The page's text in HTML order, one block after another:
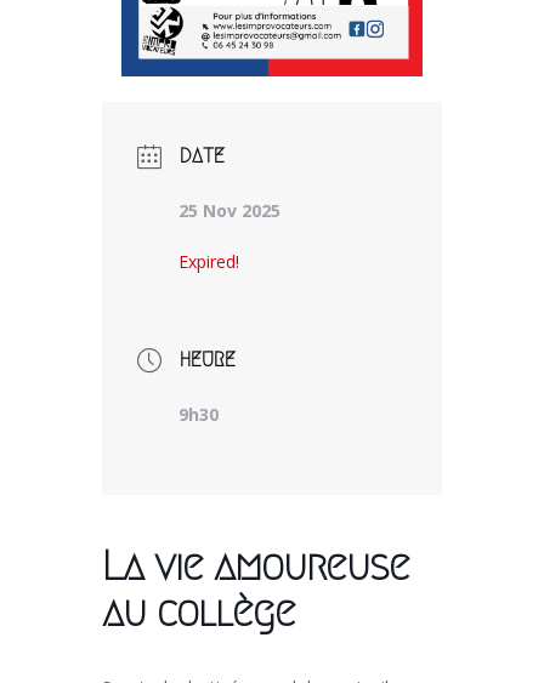
DATE
25 Nov 2025
Expired!
HEURE
9h30
La vie amoureuse
au collège